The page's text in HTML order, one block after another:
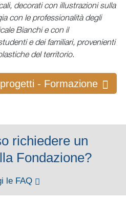
decorati con illustrazioni sulla
con le professionalità degli
Bianchi e con il
e dei familiari, provenienti
del territorio.
- Formazione
richiedere un
Fondazione?
le FAQ